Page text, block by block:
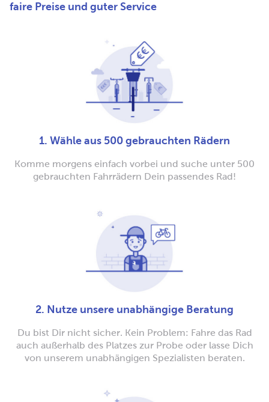
faire Preise und guter Service
1. Wähle aus 500 gebrauchten Rädern
Komme morgens einfach vorbei und suche unter 500
gebrauchten Fahrrädern Dein passendes Rad!
2. Nutze unsere unabhängige Beratung
Du bist Dir nicht sicher. Kein Problem: Fahre das Rad
auch außerhalb des Platzes zur Probe oder lasse Dich
von unserem unabhängigen Spezialisten beraten.